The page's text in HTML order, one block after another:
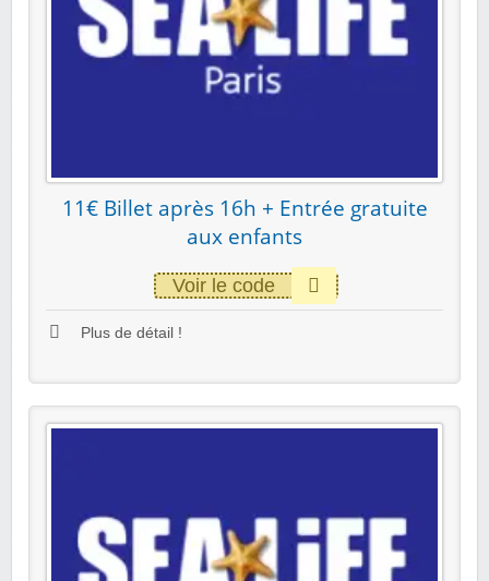
11€ Billet après 16h + Entrée gratuite
aux enfants
Voir le code
Plus de détail !